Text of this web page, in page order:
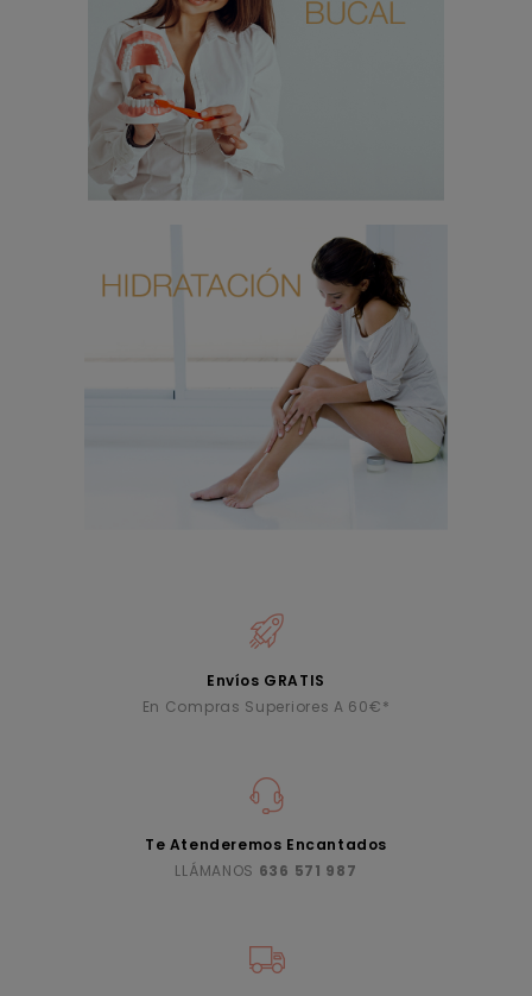
Envíos GRATIS
En Compras Superiores A 60€*
Te Atenderemos Encantados
LLÁMANOS 636 571 987